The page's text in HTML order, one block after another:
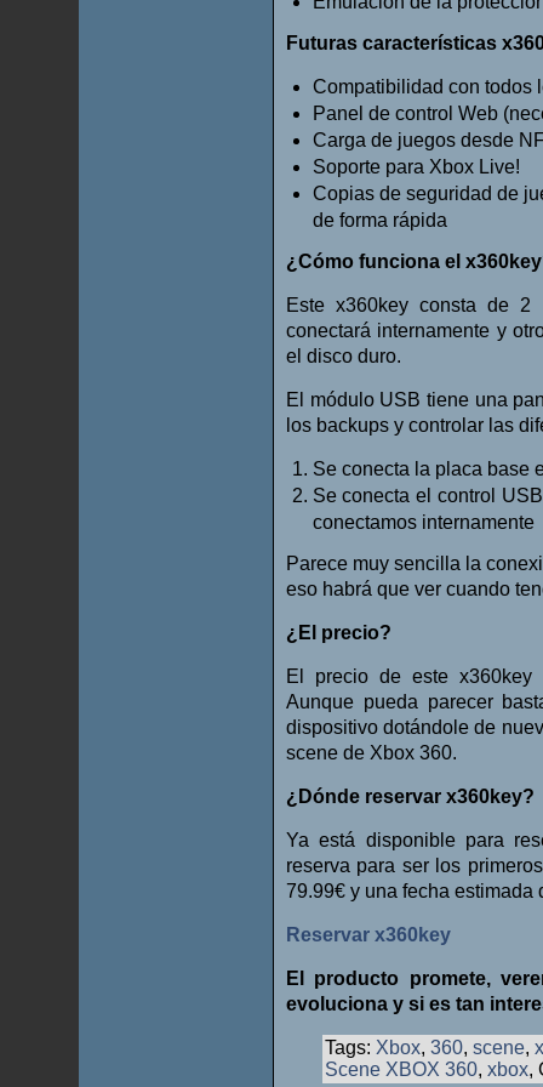
Futuras características
Compatibilidad con todos
Panel de control Web
Carga de juegos desde
Soporte para Xbox Live!
Copias de seguridad de
de forma rápida
¿Cómo funciona el
Este x360key consta de
conectará internamente y
el disco duro.
El módulo USB tiene una
los backups y controlar las
Se conecta la placa base
Se conecta el control
conectamos internamente
Parece muy sencilla la
eso habrá que ver cuando
¿El precio?
El precio de este
Aunque pueda parecer
dispositivo dotándole de
scene de Xbox 360.
¿Dónde reservar x360key?
Ya está disponible para
reserva para ser los
79.99€ y una fecha estimada
Reservar x360key
El producto promete,
evoluciona y si es tan
Tags: Xbox, 360, scene,
Scene XBOX 360, xbox,